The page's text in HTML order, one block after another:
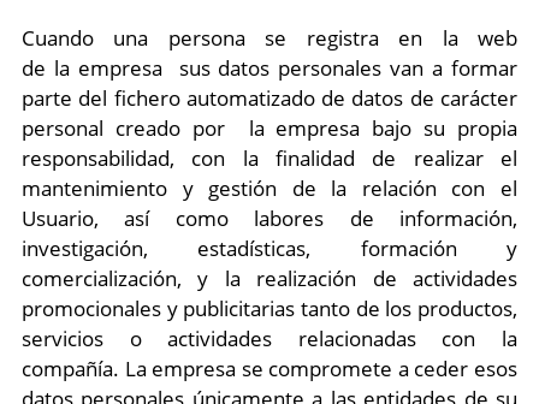
Cuando una persona se registra en la web
de la empresa sus datos personales van a formar
parte del fichero automatizado de datos de carácter
personal creado por la empresa bajo su propia
responsabilidad, con la finalidad de realizar el
mantenimiento y gestión de la relación con el
Usuario, así como labores de información,
investigación, estadísticas, formación y
comercialización, y la realización de actividades
promocionales y publicitarias tanto de los productos,
servicios o actividades relacionadas con la
compañía. La empresa se compromete a ceder esos